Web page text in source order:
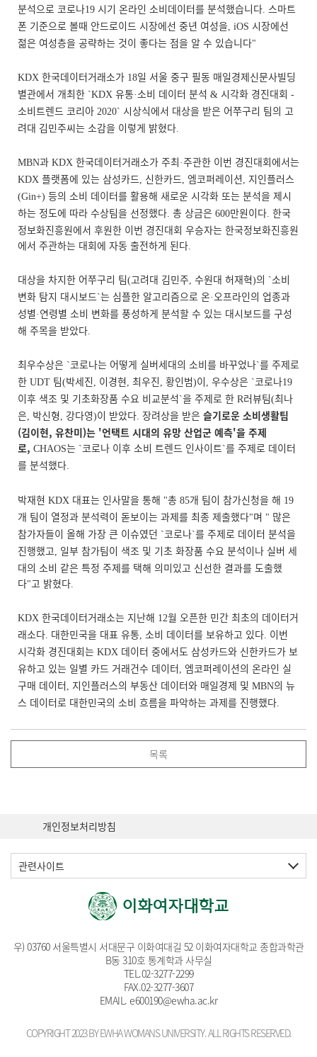
분석으로 코로나19 시기 온라인 소비데이터를 분석했습니다 스마트
폰 기준으로 볼때 안드로이드 시장에선 중년 여성을 , iOS 시장에선
젊은 여성층을 공략하는 것이 좋다는 점을 알 수 있습니다"
KDX 한국데이터거래소가 18일 서울 중구 필동 매일경제신문사빌딩
별관에서 개최한 `KDX 유통· 소비 데이터 분석 & 시각화 경진대회 -
소비트렌드 코리아 2020` 시상식에서 대상을 받은 어쭈구리 팀의 고
려대 김민주씨는 소감을 이렇게 밝혔다
MBN과 KDX 한국데이터거래소가 주최 ·주관한 이번 경진대회에서는
KDX 플랫폼에 있는 삼성카드 신한카드 엠코퍼레이션 지인플러스
(Gin+) 등의 소비 데이터를 활용해 새로운 시각화 또는 분석을 제시
하는 정도에 따라 수상팀을 선정했다 총 상금은 600만원이다 한국
정보화진흥원에서 후원한 이번 경진대회 우승자는 한국정보화진흥원
에서 주관하는 대회에 자동 출전하게 된다
대상을 차지한 어쭈구리 팀(고려대 김민주 수원대 허재혁)의 `소비
변화 탐지 대시보드 `는 심플한 알고리즘으로 온· 오프라인의 업종과
성별 · 연령별 소비 변화를 풍성하게 분석할 수 있는 대시보드를 구성
해 주목을 받았다
최우수상은 ` 코로나는 어떻게 실버세대의 소비를 바꾸었나`를 주제로
한 UDT 팀(박세진 이경현 최우진 황인범)이 우수상은 ` 코로나19
이후 색조 및 기초화장품 수요 비교분석 `을 주제로 한 R러뷰팀(최나
은 박신형 강다영)이 받았다 장려상을 받은 슬기로운 소비생활팀
(김이현, 유찬미)는 '언택트 시대의 유망 산업군 예측'을 주제
로, CHAOS는 ` 코로나 이후 소비 트렌드 인사이트 `를 주제로 데이터
를 분석했다
박재현 KDX 대표는 인사말을 통해 "총 85개 팀이 참가신청을 해 19
개 팀이 열정과 분석력이 돋보이는 과제를 최종 제출했다"며 " 많은
참가자들이 올해 가장 큰 이슈였던 ` 코로나`를 주제로 데이터 분석을
진행했고 일부 참가팀이 색조 및 기초 화장품 수요 분석이나 실버 세
대의 소비 같은 특정 주제를 택해 의미있고 신선한 결과를 도출했
다" 고 밝혔다
KDX 한국데이터거래소는 지난해 12월 오픈한 민간 최초의 데이터거
래소다 대한민국을 대표 유통 소비 데이터를 보유하고 있다 이번
시각화 경진대회는 KDX 데이터 중에서도 삼성카드와 신한카드가 보
유하고 있는 일별 카드 거래건수 데이터 엠코퍼레이션의 온라인 실
구매 데이터 지인플러스의 부동산 데이터와 매일경제 및 MBN의 뉴
스 데이터로 대한민국의 소비 흐름을 파악하는 과제를 진행했다
목록
개인정보처리방침
관련사이트
우) 03760 서울특별시 서대문구 이화여대길 52 이화여자대학교 종합과학관
B동 310호 통계학과 사무실
TEL.02-3277-2299
FAX.02-3277-3607
EMAIL . e600190@ewha.ac.kr
COPYRIGHT 2023 BY EWHA WOMANS UNIVERSITY. ALL RIGHTS RESERVED.